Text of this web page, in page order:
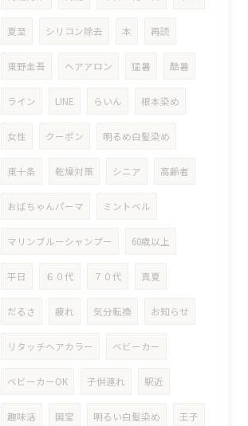
夏至 シリコン除去 本 再読
東野圭吾 ヘアアロン 猛暑 酷暑
ライン LINE らいん 根本染め
女性 クーポン 明るめ白髪染め
東十条 乾燥対策 シニア 高齢者
おばちゃんパーマ ミントベル
マリンブルーシャンプー 60歳以上
平日 ６０代 ７０代 真夏
だるさ 疲れ 気分転換 お知らせ
リタッチヘアカラー ベビーカー
ベビーカーOK 子供連れ 駅近
趣味活 国宝 明るい白髪染め 王子